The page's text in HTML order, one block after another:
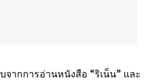
ากการอ่านหนังสือ “ริเน็น” และ